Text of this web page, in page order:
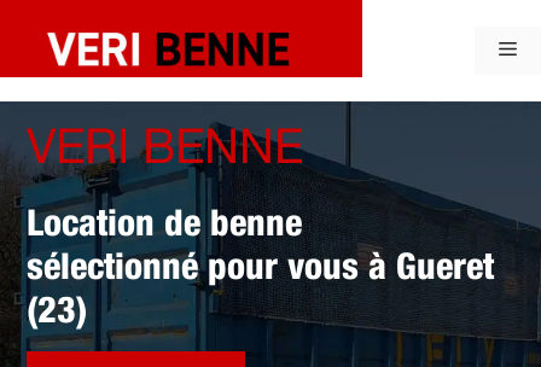
contenu
VERI BENNE
Location de benne
sélectionné pour vous à Gueret
(23)